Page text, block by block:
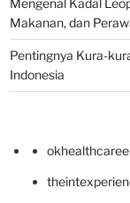
Mengenal Kadal
Makanan, dan
Pentingnya Kura-
Indonesia